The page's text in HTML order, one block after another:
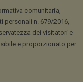
comunitaria,
personali n. 679/2016,
dei visitatori e
e proporzionato per